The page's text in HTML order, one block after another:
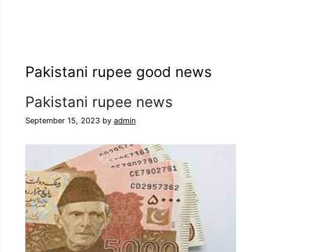
Pakistani rupee good news
Pakistani rupee news
September 15, 2023 by admin